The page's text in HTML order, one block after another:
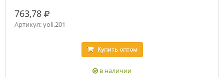
763,78 руб.
Артикул: yoli.201
Купитьоптом
в наличии